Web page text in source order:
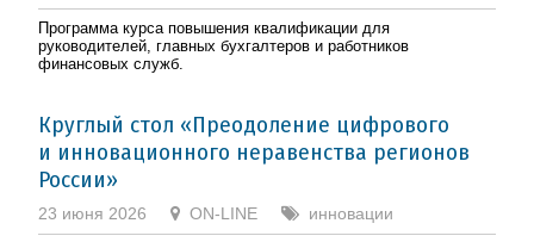
Программа курса повышения квалификации для
руководителей, главных бухгалтеров и работников
финансовых служб.
Круглый стол «Преодоление цифрового
и инновационного неравенства регионов
России»
23 июня 2026 ON-LINE инновации